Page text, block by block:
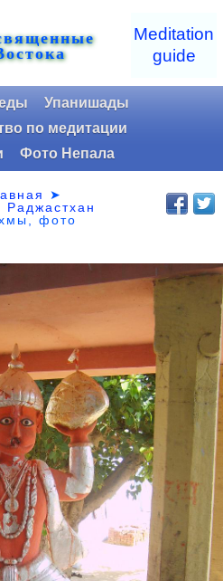
Meditation
guide
Упанишады
по медитации
Фото Непала
➤
Раджастхан
фото